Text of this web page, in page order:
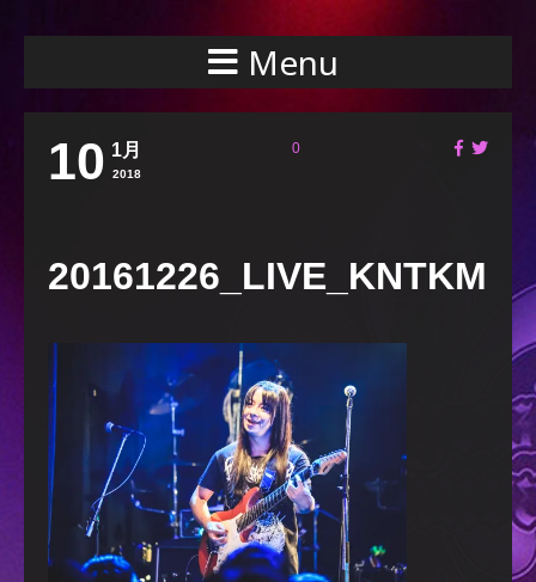
Menu
10 1月
2018
0